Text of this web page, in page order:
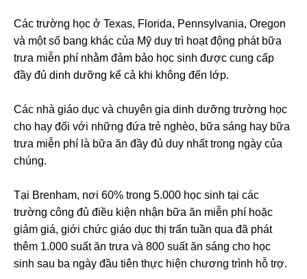
Các trường học ở Texas, Florida, Pennsylvania, Oregon
và một số bang khác của Mỹ duy trì hoạt động phát bữa
trưa miễn phí nhằm đảm bảo học sinh được cung cấp
đầy đủ dinh dưỡng kể cả khi không đến lớp.
Các nhà giáo dục và chuyên gia dinh dưỡng trường học
cho hay đối với những đứa trẻ nghèo, bữa sáng hay bữa
trưa miễn phí là bữa ăn đầy đủ duy nhất trong ngày của
chúng.
Tại Brenham, nơi 60% trong 5.000 học sinh tại các
trường công đủ điều kiện nhận bữa ăn miễn phí hoặc
giảm giá, giới chức giáo dục thị trấn tuần qua đã phát
thêm 1.000 suất ăn trưa và 800 suất ăn sáng cho học
sinh sau ba ngày đầu tiên thực hiện chương trình hỗ trợ.